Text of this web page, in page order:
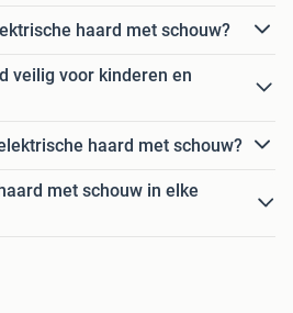
haard met schouw?
veilig voor kinderen en
haard met schouw?
met schouw in elke